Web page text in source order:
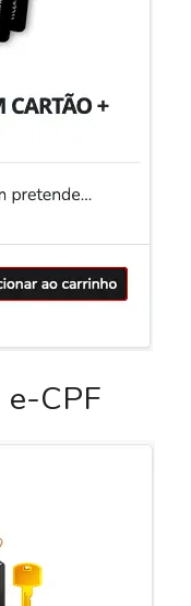
e-CPF